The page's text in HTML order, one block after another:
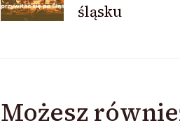
wpisuśląsku
Możesz